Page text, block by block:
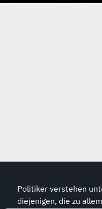
Politiker verstehen
diejenigen, die zu